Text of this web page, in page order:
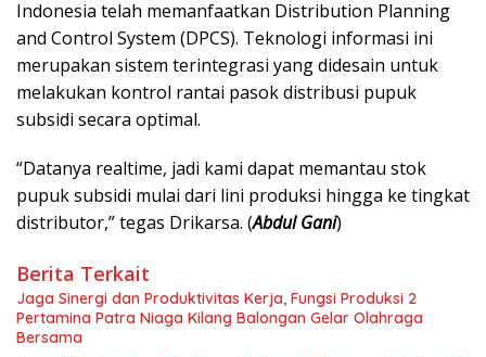
Indonesia telah memanfaatkan Distribution Planning
and Control System (DPCS). Teknologi informasi ini
merupakan sistem terintegrasi yang didesain untuk
melakukan kontrol rantai pasok distribusi pupuk
subsidi secara optimal.
“Datanya realtime, jadi kami dapat memantau stok
pupuk subsidi mulai dari lini produksi hingga ke tingkat
distributor,” tegas Drikarsa. (Abdul Gani)
Berita Terkait
Jaga Sinergi dan Produktivitas Kerja, Fungsi Produksi 2
Pertamina Patra Niaga Kilang Balongan Gelar Olahraga
Bersama